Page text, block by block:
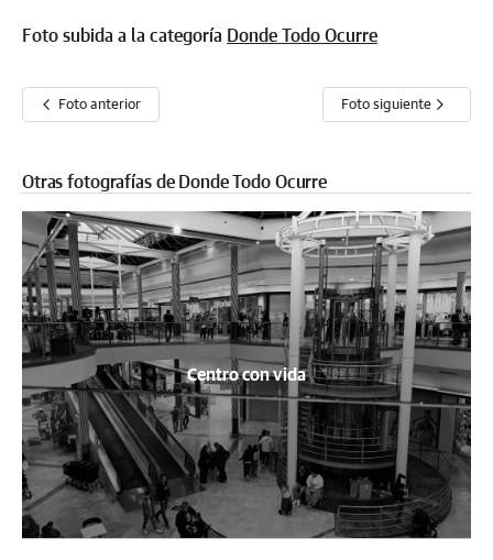
Foto subida a la categoría Donde Todo Ocurre
Foto anterior Foto siguiente
Otras fotografías de Donde Todo Ocurre
Centro con vida